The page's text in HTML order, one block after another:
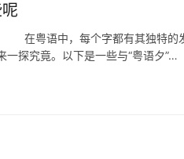
粤语中，每个字都有其独特的发
一探究竟。以下是一些与“粤语夕”…